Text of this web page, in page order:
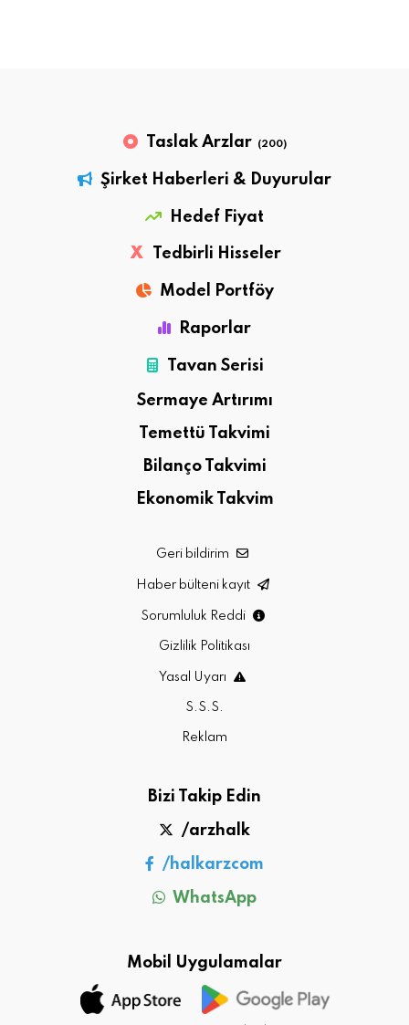
Taslak Arzlar (200)
Şirket Haberleri & Duyurular
Hedef Fiyat
X Tedbirli Hisseler
Model Portföy
Raporlar
Tavan Serisi
Sermaye Artırımı
Temettü Takvimi
Bilanço Takvimi
Ekonomik Takvim
Geri bildirim
Haber bülteni kayıt
Sorumluluk Reddi
Gizlilik Politikası
Yasal Uyarı
S.S.S.
Reklam
Bizi Takip Edin
/arzhalk
/halkarzcom
WhatsApp
Mobil Uygulamalar